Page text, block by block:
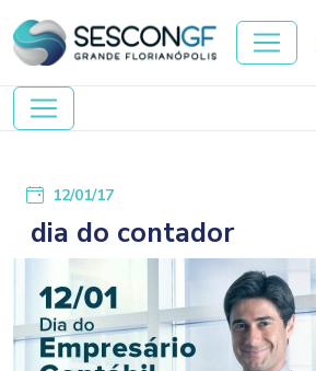
12/01/17
dia do contador